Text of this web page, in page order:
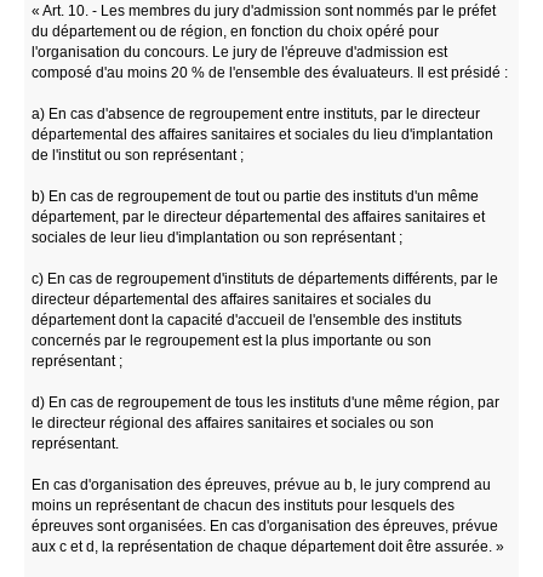
« Art. 10. - Les membres du jury d'admission sont nommés par le préfet
du département ou de région, en fonction du choix opéré pour
l'organisation du concours. Le jury de l'épreuve d'admission est
composé d'au moins 20 % de l'ensemble des évaluateurs. Il est présidé :
a) En cas d'absence de regroupement entre instituts, par le directeur
départemental des affaires sanitaires et sociales du lieu d'implantation
de l'institut ou son représentant ;
b) En cas de regroupement de tout ou partie des instituts d'un même
département, par le directeur départemental des affaires sanitaires et
sociales de leur lieu d'implantation ou son représentant ;
c) En cas de regroupement d'instituts de départements différents, par le
directeur départemental des affaires sanitaires et sociales du
département dont la capacité d'accueil de l'ensemble des instituts
concernés par le regroupement est la plus importante ou son
représentant ;
d) En cas de regroupement de tous les instituts d'une même région, par
le directeur régional des affaires sanitaires et sociales ou son
représentant.
En cas d'organisation des épreuves, prévue au b, le jury comprend au
moins un représentant de chacun des instituts pour lesquels des
épreuves sont organisées. En cas d'organisation des épreuves, prévue
aux c et d, la représentation de chaque département doit être assurée. »